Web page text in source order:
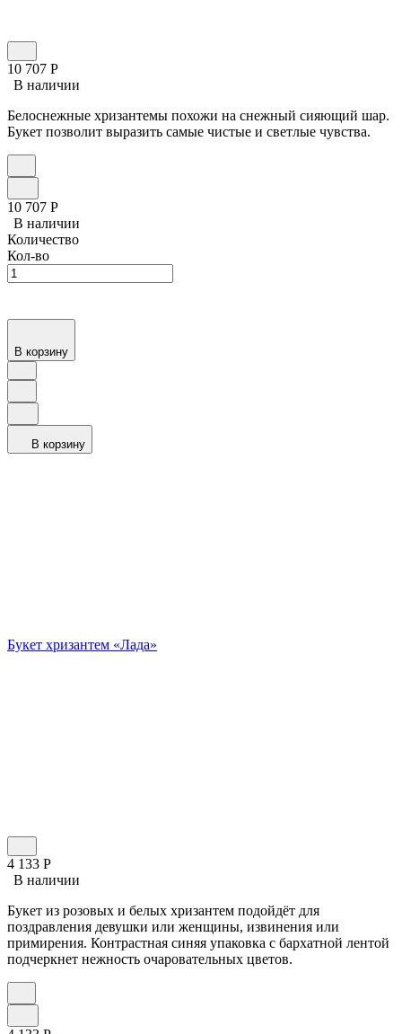
10 707 Р
В наличии
Белоснежные хризантемы похожи на снежный cияющий шар.
Букет позволит выразить самые чистые и светлые чувства.
10 707 Р
В наличии
Количество
Кол-во
В корзину
В корзину
Букет хризантем «Лада»
4 133 Р
В наличии
Букет из розовых и белых хризантем подойдёт для
поздравления девушки или женщины, извинения или
примирения. Контрастная синяя упаковка с бархатной лентой
подчеркнет нежность очаровательных цветов.